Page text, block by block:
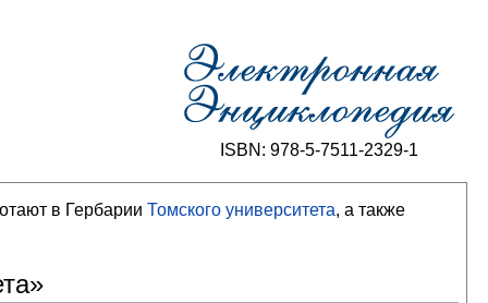
ISBN: 978-5-7511-2329-1
в Гербарии Томского университета, а также